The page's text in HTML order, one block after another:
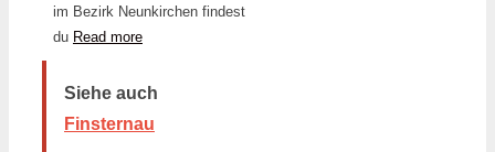
im Bezirk Neunkirchen findest
du Read more
Siehe auch
Finsternau